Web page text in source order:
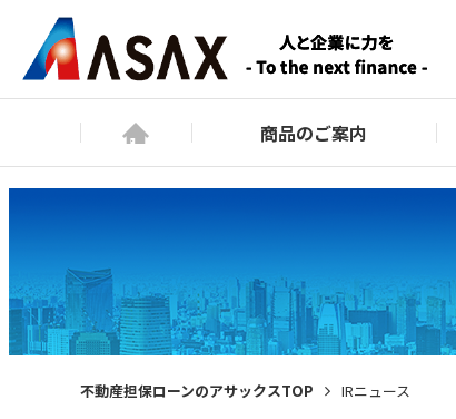
商品のご案内
不動産担保ローンのアサックスTOP IRニュース